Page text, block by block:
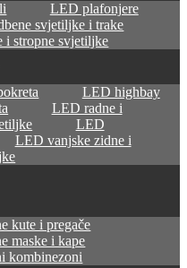
LED plafonjere
svjetiljke i trake
i stropne svjetiljke
LED highbay
LED radne i
LED
LED vanjske zidne i
kute i pregače
maske i kape
kombinezoni